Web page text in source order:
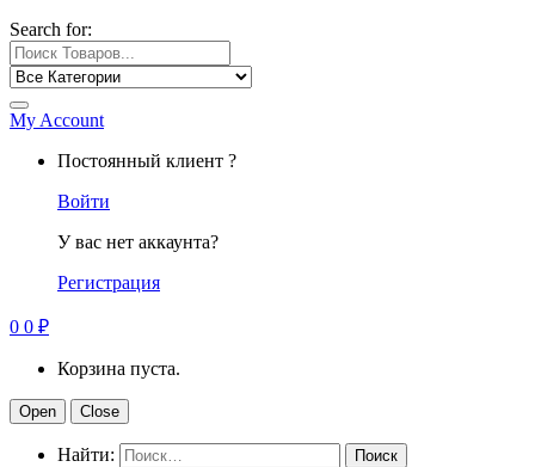
Search for:
My Account
Постоянный клиент ?
Войти
У вас нет аккаунта?
Регистрация
0 0 ₽
Корзина пуста.
Open Close
Найти: